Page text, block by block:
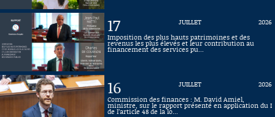
17 JUILLET
2026
Imposition des plus hauts patrimoines et des
revenus les plus élevés et leur contribution au
financement des services pu...
16 JUILLET
2026
Commission des finances : M. David Amiel,
ministre, sur le rapport présenté en application du I
de l’article 48 de la lo...